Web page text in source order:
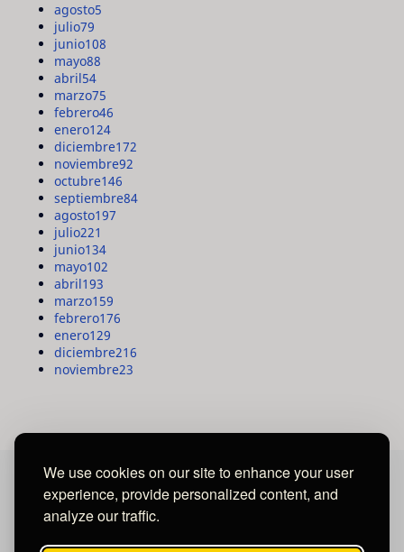
We use cookies on our site to enhance your user
experience, provide personalized content, and
analyze our traffic.
agosto5
julio79
junio108
mayo88
abril54
marzo75
febrero46
enero124
diciembre172
noviembre92
octubre146
septiembre84
agosto197
julio221
junio134
mayo102
abril193
marzo159
febrero176
enero129
diciembre216
noviembre23
MAYA MEDIA GROUP